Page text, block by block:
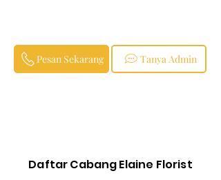
Tanya Admin
Pesan Sekarang
Daftar Cabang Elaine Florist